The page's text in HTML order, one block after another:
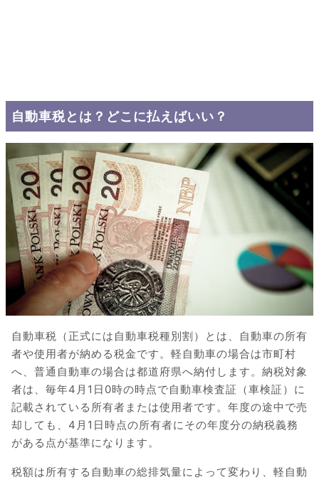
自動車税とは？どこに払えばいい？
自動車税（正式には自動車税種別割）とは、自動車の所有
者や使用者が納める税金です。軽自動車の場合は市町村
へ、普通自動車の場合は都道府県へ納付します。納税対象
者は、毎年4月1日0時の時点で自動車検査証（車検証）に
記載されている所有者または使用者です。年度の途中で売
却しても、4月1日時点の所有者にその年度分の納税義務
がある点が基準になります。
税額は所有する自動車の総排気量によって変わり、軽自動